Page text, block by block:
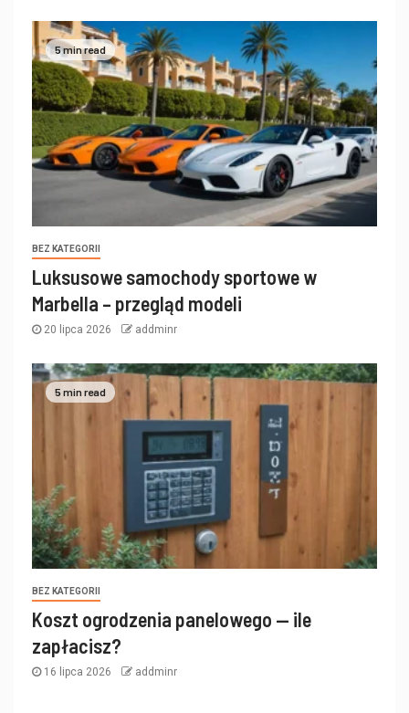
5 min read
BEZ KATEGORII
Luksusowe samochody sportowe w
Marbella – przegląd modeli
20 lipca 2026 addminr
5 min read
BEZ KATEGORII
Koszt ogrodzenia panelowego — ile
zapłacisz?
16 lipca 2026 addminr